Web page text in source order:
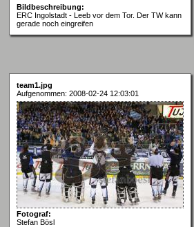
Bildbeschreibung:
ERC Ingolstadt - Leeb vor dem Tor. Der TW kann
gerade noch eingreifen
team1.jpg
Aufgenommen: 2008-02-24 12:03:01
Fotograf:
Stefan Bösl